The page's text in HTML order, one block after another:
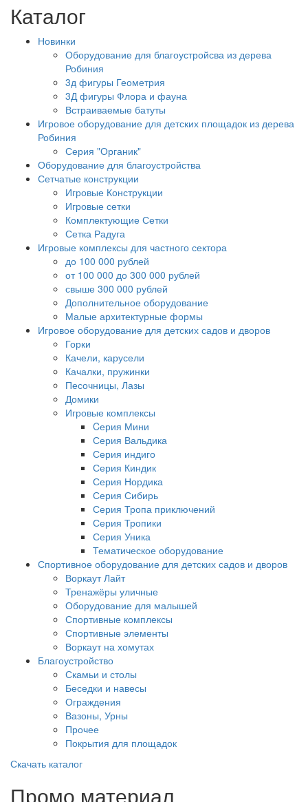
Каталог
Новинки
Оборудование для благоустройсва из дерева
Робиния
3д фигуры Геометрия
3Д фигуры Флора и фауна
Встраиваемые батуты
Игровое оборудование для детских площадок из дерева
Робиния
Серия "Органик"
Оборудование для благоустройства
Сетчатые конструкции
Игровые Конструкции
Игровые сетки
Комплектующие Сетки
Сетка Радуга
Игровые комплексы для частного сектора
до 100 000 рублей
от 100 000 до 300 000 рублей
свыше 300 000 рублей
Дополнительное оборудование
Малые архитектурные формы
Игровое оборудование для детских садов и дворов
Горки
Качели, карусели
Качалки, пружинки
Песочницы, Лазы
Домики
Игровые комплексы
Cерия Мини
Серия Вальдика
Серия индиго
Серия Киндик
Серия Нордика
Серия Сибирь
Серия Тропа приключений
Серия Тропики
Серия Уника
Тематическое оборудование
Спортивное оборудование для детских садов и дворов
Воркаут Лайт
Тренажёры уличные
Оборудование для малышей
Спортивные комплексы
Спортивные элементы
Воркаут на хомутах
Благоустройство
Скамьи и столы
Беседки и навесы
Ограждения
Вазоны, Урны
Прочее
Покрытия для площадок
Скачать каталог
Промо материал